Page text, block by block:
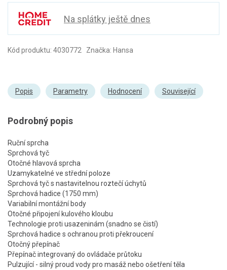
Na splátky ještě dnes
Kód produktu: 4030772 Značka: Hansa
Popis Parametry Hodnocení Související
Podrobný popis
Ruční sprcha
Sprchová tyč
Otočné hlavová sprcha
Uzamykatelné ve střední poloze
Sprchová tyč s nastavitelnou roztečí úchytů
Sprchová hadice (1750 mm)
Variabilní montážní body
Otočné připojení kulového kloubu
Technologie proti usazeninám (snadno se čistí)
Sprchová hadice s ochranou proti překroucení
Otočný přepínač
Přepínač integrovaný do ovládače průtoku
Pulzující - silný proud vody pro masáž nebo ošetření těla